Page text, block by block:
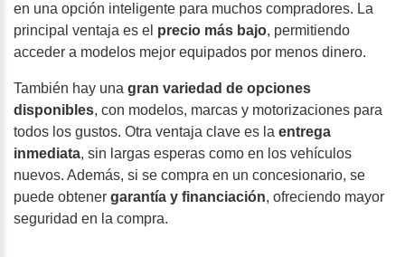
en una opción inteligente para muchos compradores. La
principal ventaja es el precio más bajo, permitiendo
acceder a modelos mejor equipados por menos dinero.
También hay una gran variedad de opciones
disponibles, con modelos, marcas y motorizaciones para
todos los gustos. Otra ventaja clave es la entrega
inmediata, sin largas esperas como en los vehículos
nuevos. Además, si se compra en un concesionario, se
puede obtener garantía y financiación, ofreciendo mayor
seguridad en la compra.